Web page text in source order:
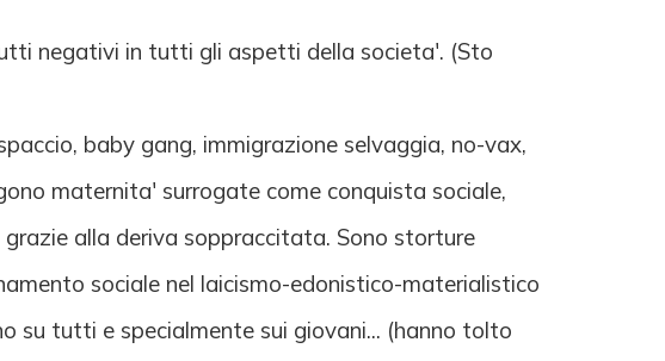
negativi in tutti gli aspetti della societa'. (Sto
baby gang, immigrazione selvaggia, no-vax,
maternita' surrogate come conquista sociale,
alla deriva soppraccitata. Sono storture
sociale nel laicismo-edonistico-materialistico
su tutti e specialmente sui giovani... (hanno tolto